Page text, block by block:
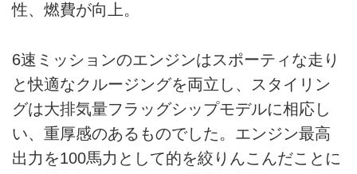
性、燃費が向上。
6速ミッションのエンジンはスポーティな走り
と快適なクルージングを両立し、スタイリン
グは大排気量フラッグシップモデルに相応し
い、重厚感のあるものでした。エンジン最高
出力を100馬力として的を絞りんこんだことに